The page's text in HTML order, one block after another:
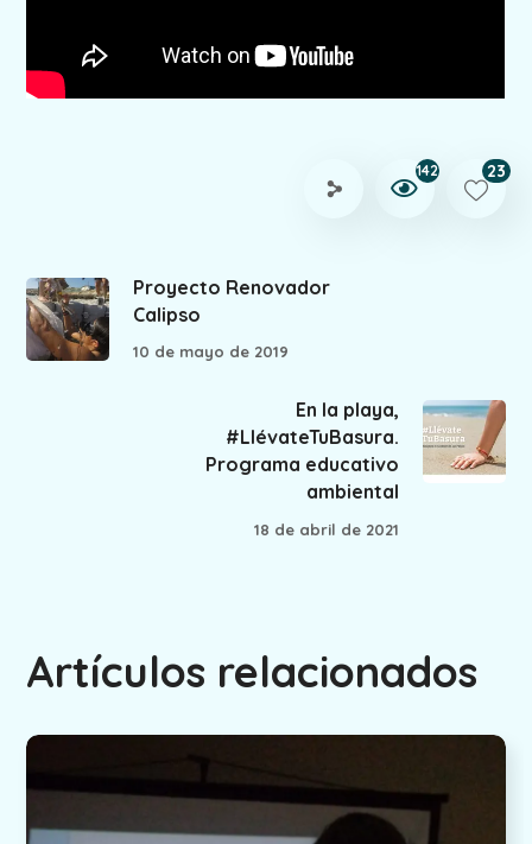
142 23
Proyecto Renovador
Calipso
10 de mayo de 2019
En la playa,
#LlévateTuBasura.
Programa educativo
ambiental
18 de abril de 2021
Artículos relacionados